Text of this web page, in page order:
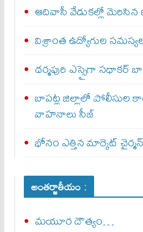
ఆదివాసీ వేడుకల్లో
విశ్రాంత ఉద్యోగుల
ధర్మపురి ఎస్సైగా సధాకర్
బాపట్ల జిల్లాలో పోలీసుల
వాహనాలు సీజ్‌
భోనం ఎత్తిన మార్కెట్
అంతర్జాతీయం :
మయూర దౌత్యం…